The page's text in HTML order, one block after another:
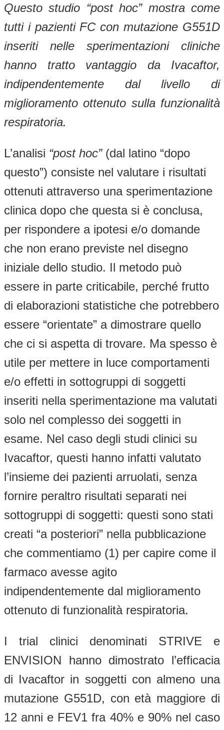
Questo studio “post hoc” mostra come
tutti i pazienti FC con mutazione G551D
inseriti nelle sperimentazioni cliniche
hanno tratto vantaggio da Ivacaftor,
indipendentemente dal livello di
miglioramento ottenuto sulla funzionalità
respiratoria.
L’analisi “post hoc”(dal latino “dopo
questo”) consiste nel valutare i risultati
ottenuti attraverso una sperimentazione
clinica dopo che questa si è conclusa,
per rispondere a ipotesi e/o domande
che non erano previste nel disegno
iniziale dello studio. Il metodo può
essere in parte criticabile, perché frutto
di elaborazioni statistiche che potrebbero
essere “orientate” a dimostrare quello
che ci si aspetta di trovare. Ma spesso è
utile per mettere in luce comportamenti
e/o effetti in sottogruppi di soggetti
inseriti nella sperimentazione ma valutati
solo nel complesso dei soggetti in
esame. Nel caso degli studi clinici su
Ivacaftor, questi hanno infatti valutato
l’insieme dei pazienti arruolati, senza
fornire peraltro risultati separati nei
sottogruppi di soggetti: questi sono stati
creati “a posteriori” nella pubblicazione
che commentiamo (1) per capire come il
farmaco avesse agito
indipendentemente dal miglioramento
ottenuto di funzionalità respiratoria.
I trial clinici denominati STRIVE e
ENVISION hanno dimostrato l’efficacia
di Ivacaftor in soggetti con almeno una
mutazione G551D, con età maggiore di
12 anni e FEV1 fra 40% e 90% nel caso